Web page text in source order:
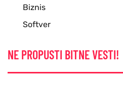
Biznis
Softver
NE PROPUSTI BITNE VESTI!